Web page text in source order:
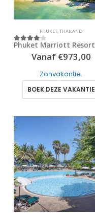
PHUKET,THAILAND
4out of 5
Vanaf €973,00
Zonvakantie.
BOEK DEZE VAKANTIE